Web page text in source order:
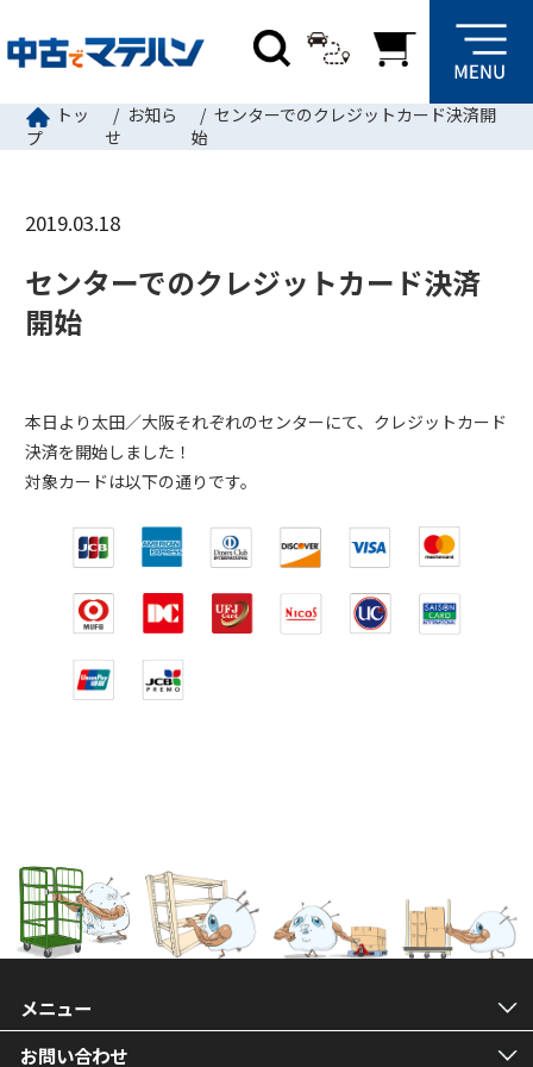
トッ
プ
お知ら
せ
センターでのクレジットカード決済開
始
2019.03.18
センターでのクレジットカード決済
開始
本日より太田／大阪それぞれのセンターにて、クレジットカード
決済を開始しました！
対象カードは以下の通りです。
メニュー
お問い合わせ